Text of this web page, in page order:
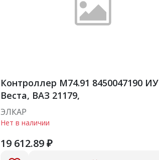
Контроллер М74.91 8450047190 ИУ
Веста, ВАЗ 21179,
ЭЛКАР
Нет в наличии
19 612.89 ₽